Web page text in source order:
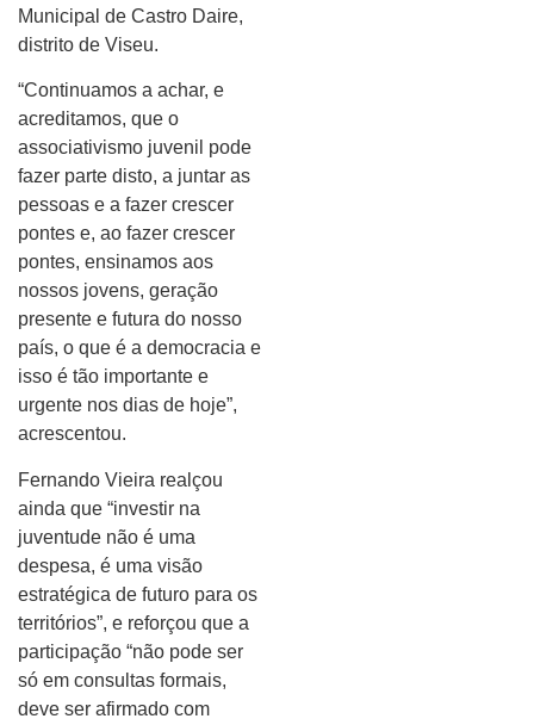
Municipal de Castro Daire,
distrito de Viseu.
“Continuamos a achar, e
acreditamos, que o
associativismo juvenil pode
fazer parte disto, a juntar as
pessoas e a fazer crescer
pontes e, ao fazer crescer
pontes, ensinamos aos
nossos jovens, geração
presente e futura do nosso
país, o que é a democracia e
isso é tão importante e
urgente nos dias de hoje”,
acrescentou.
Fernando Vieira realçou
ainda que “investir na
juventude não é uma
despesa, é uma visão
estratégica de futuro para os
territórios”, e reforçou que a
participação “não pode ser
só em consultas formais,
deve ser afirmado com